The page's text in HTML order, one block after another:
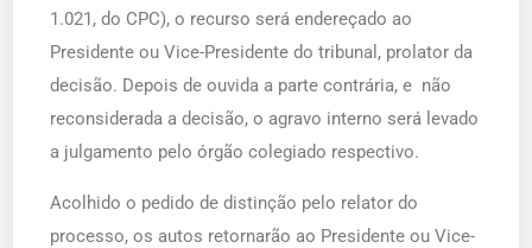
1.021, do CPC), o recurso será endereçado ao
Presidente ou Vice-Presidente do tribunal, prolator da
decisão. Depois de ouvida a parte contrária, e não
reconsiderada a decisão, o agravo interno será levado
a julgamento pelo órgão colegiado respectivo.
Acolhido o pedido de distinção pelo relator do
processo, os autos retornarão ao Presidente ou Vice-